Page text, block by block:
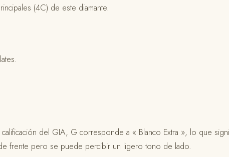
(4C) de este diamante.
calificación del GIA, G corresponde a « Blanco Extra », lo que
frente pero se puede percibir un ligero tono de lado.